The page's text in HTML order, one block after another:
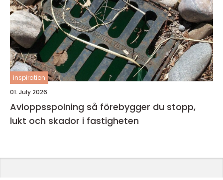
inspiration
01. July 2026
Avloppsspolning så förebygger du stopp,
lukt och skador i fastigheten